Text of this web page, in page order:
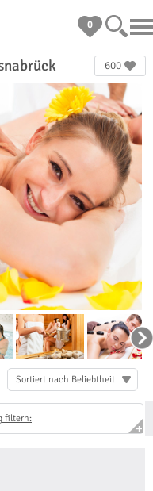
0
600
Sortiert nach Beliebtheit
filtern: